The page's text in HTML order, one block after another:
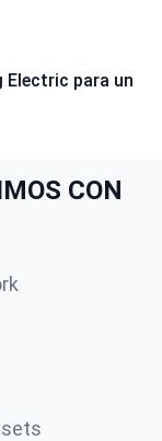
Electric para un
CON